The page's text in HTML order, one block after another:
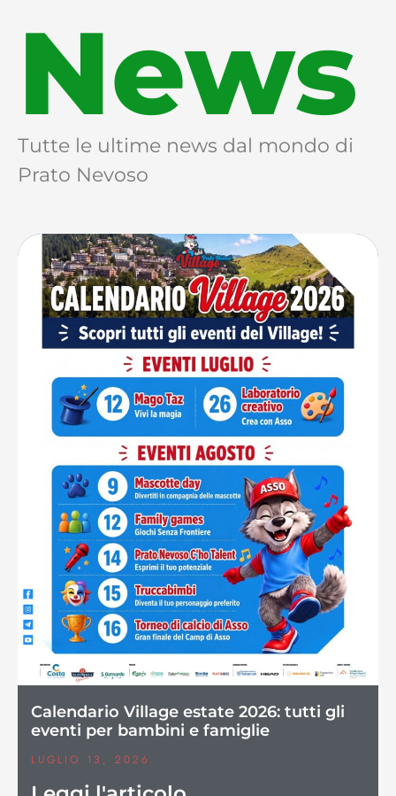
News
Tutte le ultime news dal mondo di
Prato Nevoso
Calendario Village estate 2026: tutti gli
eventi per bambini e famiglie
LUGLIO 13, 2026